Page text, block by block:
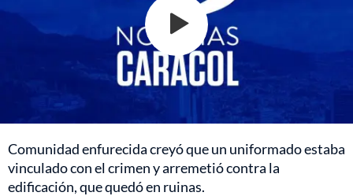
Comunidad enfurecida creyó que un uniformado estaba
vinculado con el crimen y arremetió contra la
edificación, que quedó en ruinas.